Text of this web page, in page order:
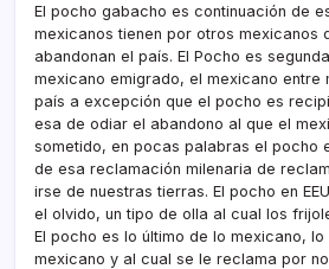
El pocho gabacho es continuación de
mexicanos tienen por otros mexicanos
abandonan el paí­s. El Pocho es
mexicano emigrado, el mexicano entre
paí­s a excepción que el pocho es
esa de odiar el abandono al que el
sometido, en pocas palabras el pocho
de esa reclamación milenaria de
irse de nuestras tierras. El pocho en
el olvido, un tipo de olla al cual los
El pocho es lo último de lo mexicano, lo
mexicano y al cual se le reclama por